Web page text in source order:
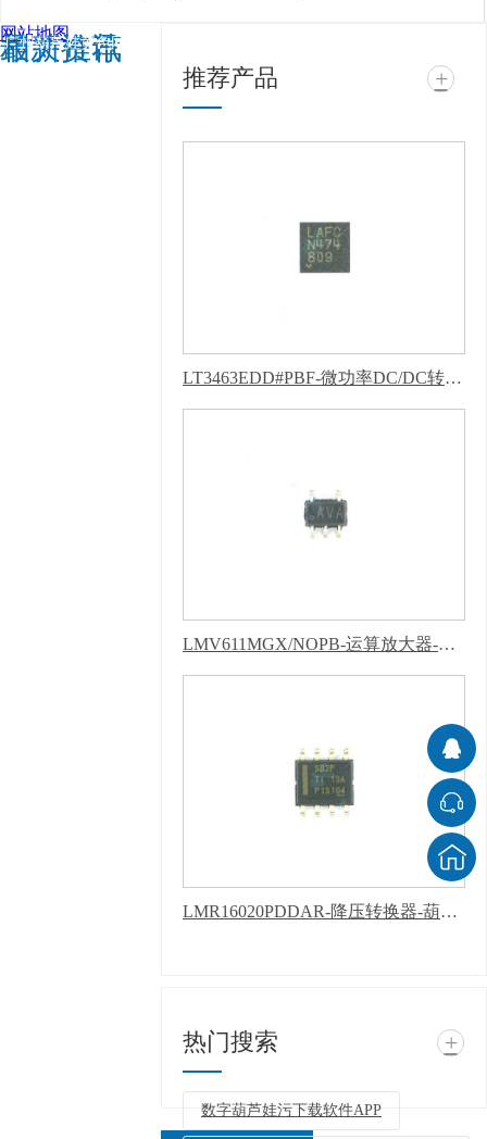
推荐产品 +
LT3463EDD#PBF-微功率DC/DC转换器-葫芦娃污下载软件APP
LMV611MGX/NOPB-运算放大器-葫芦娃污下载软件APP
LMR16020PDDAR-降压转换器-葫芦娃污下载软件APP
热门搜索 +
数字葫芦娃污下载软件APP
相关推荐
最新资讯
广州葫芦娃黄色网站电
网站地图